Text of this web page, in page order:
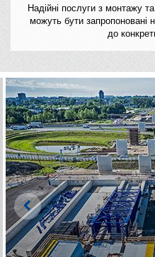
Надійні послуги з монтажу
можуть бути запропоновані
до
Left